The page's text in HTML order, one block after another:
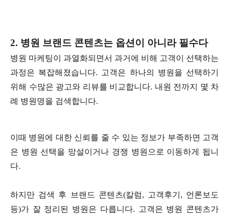
2. 병원 브랜드 콘텐츠는 옵션이 아니라 필수다
병원 마케팅이 과열화되면서 과거에 비해 고객이 선택하는
과정은 복잡해졌습니다. 고객은 하나의 병원을 선택하기
위해 수많은 광고와 리뷰를 비교합니다. 내원 전까지 몇 차
례 병원명을 검색합니다.
이때 병원에 대한 신뢰를 줄 수 있는 정보가 부족하면 고객
은 병원 선택을 망설이거나 경쟁 병원으로 이동하게 됩니
다.
하지만 검색 후 브랜드 콘텐츠(칼럼, 고객후기, 언론보도
등)가 잘 정리된 병원은 다릅니다. 고객은 병원 콘텐츠가